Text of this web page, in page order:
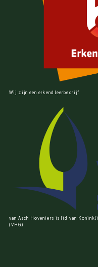
Wij zijn een erkend leerbedrijf
van Asch Hoveniers is lid van
(VHG)